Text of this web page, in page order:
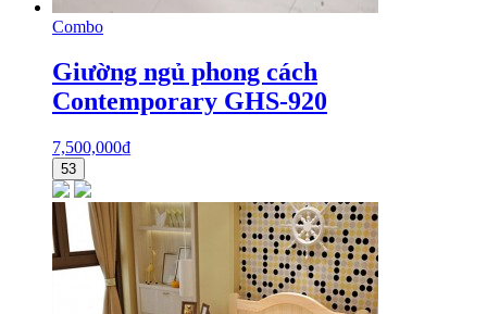
Combo
Giường ngủ phong cách
Contemporary GHS-920
7,500,000₫
53